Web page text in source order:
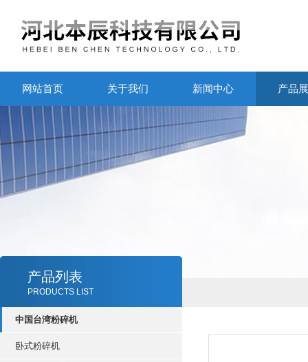
网站首页 关于我们 新闻中心 产品
产品列表
PRODUCTS LIST
中国台湾粉碎机
卧式粉碎机